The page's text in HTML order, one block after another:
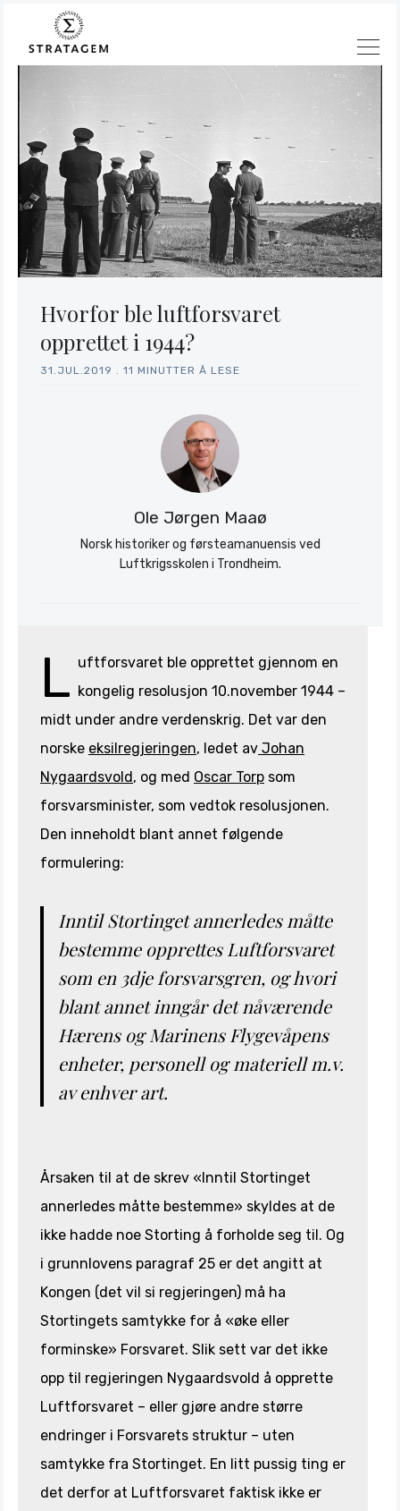
Søk
Stratagem
Hvorfor ble luftforsvaret
opprettet i 1944?
31.JUL.2019 11 MINUTTER Å LESE
Ole Jørgen Maaø
Norsk historiker og førsteamanuensis ved
Luftkrigsskolen i Trondheim.
L uftforsvaret ble opprettet gjennom en
kongelig resolusjon 10.november 1944 –
midt under andre verdenskrig. Det var den
norske eksilregjeringen, ledet av Johan
Nygaardsvold, og med Oscar Torp som
forsvarsminister, som vedtok resolusjonen.
Den inneholdt blant annet følgende
formulering:
Inntil Stortinget annerledes måtte
bestemme opprettes Luftforsvaret
som en 3dje forsvarsgren, og hvori
blant annet inngår det nåværende
Hærens og Marinens Flygevåpens
enheter, personell og materiell m.v.
av enhver art.
Årsaken til at de skrev «Inntil Stortinget
annerledes måtte bestemme» skyldes at de
ikke hadde noe Storting å forholde seg til. Og
i grunnlovens paragraf 25 er det angitt at
Kongen (det vil si regjeringen) må ha
Stortingets samtykke for å «øke eller
forminske» Forsvaret. Slik sett var det ikke
opp til regjeringen Nygaardsvold å opprette
Luftforsvaret – eller gjøre andre større
endringer i Forsvarets struktur – uten
samtykke fra Stortinget. En litt pussig ting er
det derfor at Luftforsvaret faktisk ikke er